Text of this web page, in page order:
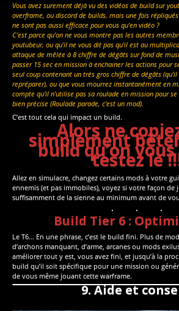
Vous avez surement déjà vu des vidéos de build sur
overframe, ou discord de builds, mais une fois
ne sont pas aussi efficace pour vous qu’en vidéo ?
C’est parce qu’on ne vous montre pas les autres
youtubeur, ou qu’il ne vous dit pas qu’il est au
attaque de mêlée à 8 chiffre de dégâts sur fond de
passer 15 sec en mission à enchainer les actions pour
seul coup contenant un très gros chiffre de dégâts
repréparer), ou que vous mourrez instantanément en
compte qu’il n’utilise pas sa roulade en mission pour
bien précise (Roulade parade, c’est un mod).
C’est tout cela qui impact un build.
Alors ne
simplement
build qu’on
testez le
Allez en simulacre, changez certains mods à votre
ennemis (et pas immobiles), voyez si votre façon de
suffisamment de la sienne au minimum avant de
Build Tier 6 :
Le T6… En une phrase, c’est le build fini. Plus de
d’archons manquant, d’arme, arcanes ou mods
améliorer tout y est, vous avez fini, et jusqu’à la
build qu’il soit spécifique pour une mission ou
de vous même jouant cette warframe.
9. Aide et